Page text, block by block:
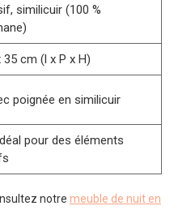
similicuir (100 %
35 cm (l x P x H)
poignée en similicuir
pour des éléments
notre meuble de nuit en